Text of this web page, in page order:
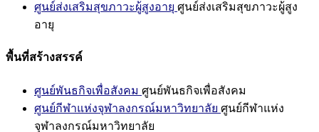
ศูนย์ส่งเสริมสุขภาวะผู้สูงอายุ ศูนย์ส่งเสริมสุขภาวะผู้สูง
อายุ
พื้นที่สร้างสรรค์
ศูนย์พันธกิจเพื่อสังคม ศูนย์พันธกิจเพื่อสังคม
ศูนย์กีฬาแห่งจุฬาลงกรณ์มหาวิทยาลัย ศูนย์กีฬาแห่ง
จุฬาลงกรณ์มหาวิทยาลัย